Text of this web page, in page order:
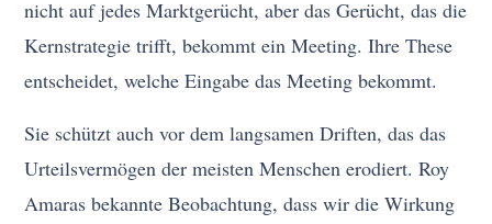
nicht auf jedes Marktgerücht, aber das Gerücht, das die
Kernstrategie trifft, bekommt ein Meeting. Ihre These
entscheidet, welche Eingabe das Meeting bekommt.
Sie schützt auch vor dem langsamen Driften, das das
Urteilsvermögen der meisten Menschen erodiert. Roy
Amaras bekannte Beobachtung, dass wir die Wirkung